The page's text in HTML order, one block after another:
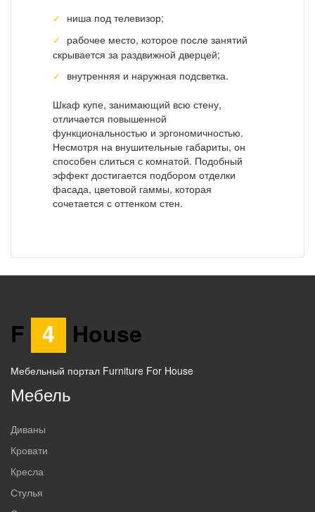
ниша под телевизор;
рабочее место, которое после занятий
скрывается за раздвижной дверцей;
внутренняя и наружная подсветка.
Шкаф купе, занимающий всю стену,
отличается повышенной
функциональностью и эргономичностью.
Несмотря на внушительные габариты, он
способен слиться с комнатой. Подобный
эффект достигается подбором отделки
фасада, цветовой гаммы, которая
сочетается с оттенком стен.
F 4 House
Мебельный портал Furniture For House
Мебель
Диваны
Кровати
Кресла
Стулья